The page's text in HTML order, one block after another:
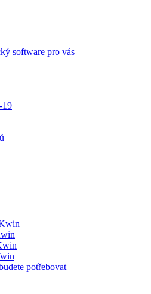
software pro vás
19
potřebovat